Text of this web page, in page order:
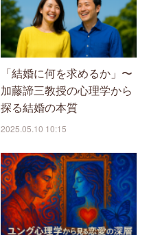
「結婚に何を求めるか」〜
加藤諦三教授の心理学から
探る結婚の本質
2025.05.10 10:15